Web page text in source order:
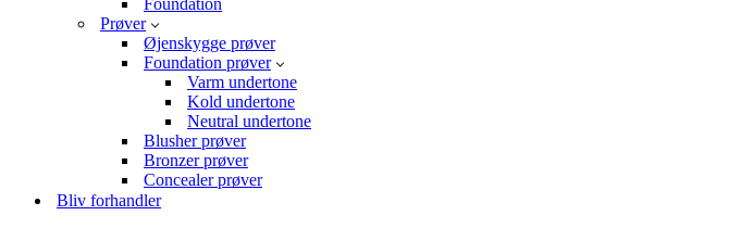
Foundation
Prøver
Øjenskygge prøver
Foundation prøver
Varm undertone
Kold undertone
Neutral undertone
Blusher prøver
Bronzer prøver
Concealer prøver
Bliv forhandler